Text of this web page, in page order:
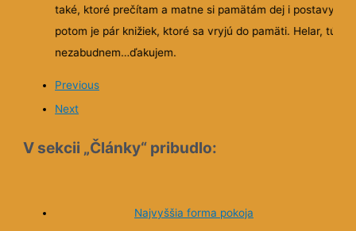
také, ktoré prečítam a matne si pamätám dej i postavy. A
potom je pár knižiek, ktoré sa vryjú do pamäti. Helar, túto
nezabudnem…ďakujem.
Previous
Next
V sekcii „Články“ pribudlo:
Najvyššia forma pokoja